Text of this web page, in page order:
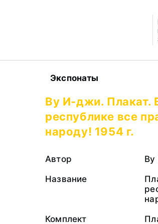
Экспонаты
Ву И-джи. Плакат.
республике все
народу! 1954 г.
Автор
Название
Комплект